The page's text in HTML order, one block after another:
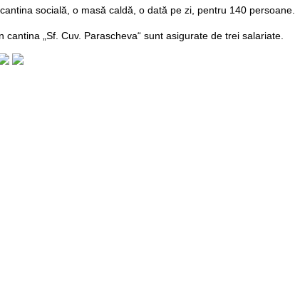
socială, o masă caldă, o dată pe zi, pentru 140 persoane.
„Sf. Cuv. Parascheva“ sunt asigurate de trei salariate.